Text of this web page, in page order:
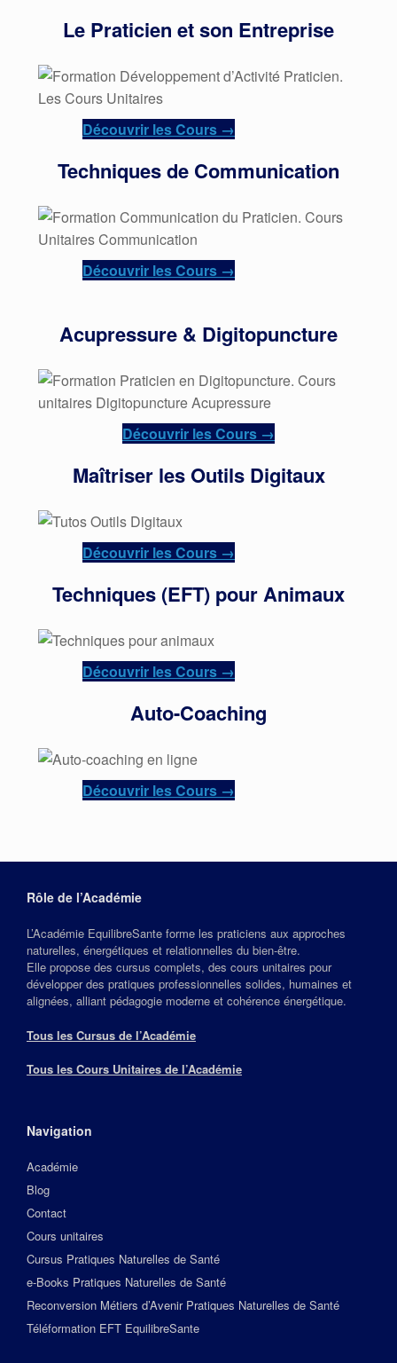
Le Praticien et son Entreprise
Découvrir les Cours →
Techniques de Communication
Découvrir les Cours →
Acupressure & Digitopuncture
Découvrir les Cours →
Maîtriser les Outils Digitaux
Découvrir les Cours →
Techniques (EFT) pour Animaux
Découvrir les Cours →
Auto-Coaching
Découvrir les Cours →
Rôle de l’Académie
L’Académie EquilibreSante forme les praticiens aux approches
naturelles, énergétiques et relationnelles du bien‑être.
Elle propose des cursus complets, des cours unitaires pour
développer des pratiques professionnelles solides, humaines et
alignées, alliant pédagogie moderne et cohérence énergétique.
Tous les Cursus de l’Académie
Tous les Cours Unitaires de l’Académie
Navigation
Académie
Blog
Contact
Cours unitaires
Cursus Pratiques Naturelles de Santé
e-Books Pratiques Naturelles de Santé
Reconversion Métiers d’Avenir Pratiques Naturelles de Santé
Téléformation EFT EquilibreSante